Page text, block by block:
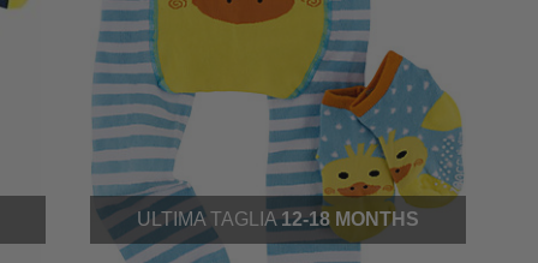
ULTIMA TAGLIA12-18 MONTHS